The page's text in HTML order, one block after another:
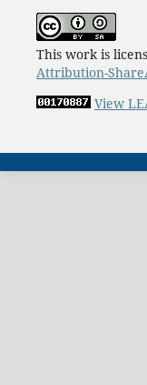
This work is
Attribution-
View